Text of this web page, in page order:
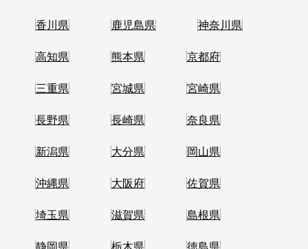
香川県 鹿児島県 神奈川県
高知県 熊本県 京都府
三重県 宮城県 宮崎県
長野県 長崎県 奈良県
新潟県 大分県 岡山県
沖縄県 大阪府 佐賀県
埼玉県 滋賀県 島根県
静岡県 栃木県 徳島県